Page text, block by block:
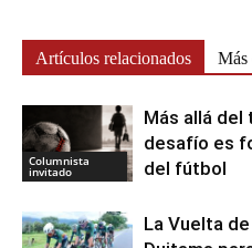
Artículos relacionados Más
Columnista
invitado
Más allá del
desafío es
del fútbol
La Vuelta